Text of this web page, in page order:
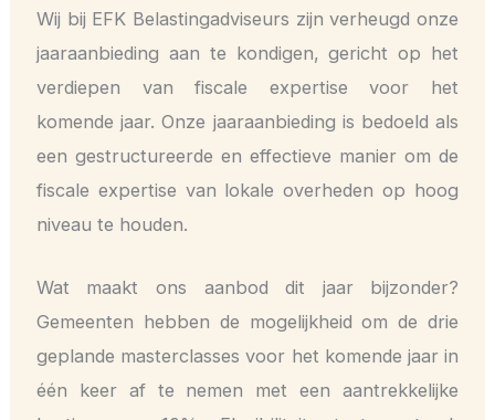
Wij bij EFK Belastingadviseurs zijn verheugd onze
jaaraanbieding aan te kondigen, gericht op het
verdiepen van fiscale expertise voor het
komende jaar. Onze jaaraanbieding is bedoeld als
een gestructureerde en effectieve manier om de
fiscale expertise van lokale overheden op hoog
niveau te houden.
Wat maakt ons aanbod dit jaar bijzonder?
Gemeenten hebben de mogelijkheid om de drie
geplande masterclasses voor het komende jaar in
één keer af te nemen met een aantrekkelijke